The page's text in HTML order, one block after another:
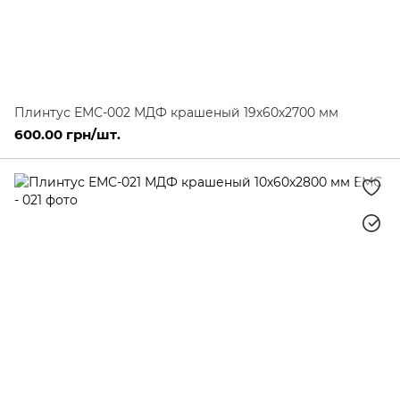
Плинтус ЕМС-002 МДФ крашеный 19х60х2700 мм
600.00 грн/шт.